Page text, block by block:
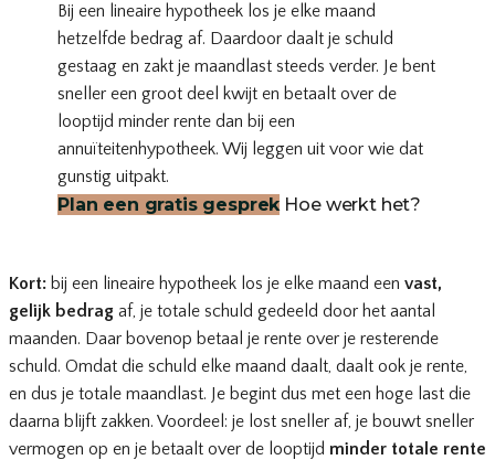
Bij een lineaire hypotheek los je elke maand
hetzelfde bedrag af. Daardoor daalt je schuld
gestaag en zakt je maandlast steeds verder. Je bent
sneller een groot deel kwijt en betaalt over de
looptijd minder rente dan bij een
annuïteitenhypotheek. Wij leggen uit voor wie dat
gunstig uitpakt.
Plan een gratis gesprek Hoe werkt het?
Kort: bij een lineaire hypotheek los je elke maand een vast,
gelijk bedrag af, je totale schuld gedeeld door het aantal
maanden. Daar bovenop betaal je rente over je resterende
schuld. Omdat die schuld elke maand daalt, daalt ook je rente,
en dus je totale maandlast. Je begint dus met een hoge last die
daarna blijft zakken. Voordeel: je lost sneller af, je bouwt sneller
vermogen op en je betaalt over de looptijd minder totale rente